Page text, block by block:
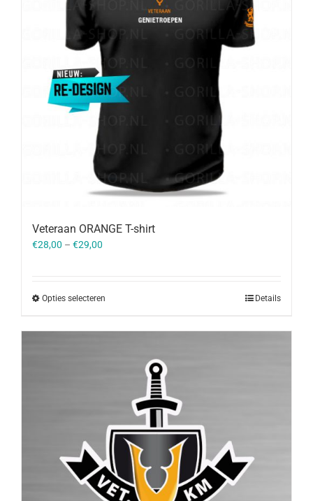
Veteraan ORANGE T-shirt
€28,00 – €29,00
Opties selecteren Details